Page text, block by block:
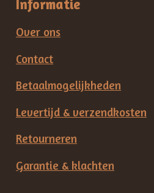
Informatie
Over ons
Contact
Betaalmogelijkheden
Levertijd & verzendkosten
Retourneren
Garantie & klachten